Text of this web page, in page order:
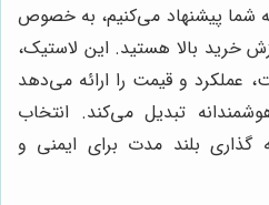
شما پیشنهاد می‌کنیم، به خصوص
خرید بالا هستید. این لاستیک،
عملکرد و قیمت را ارائه می‌دهد
تبدیل می‌کند. انتخاب
بلند مدت برای ایمنی و